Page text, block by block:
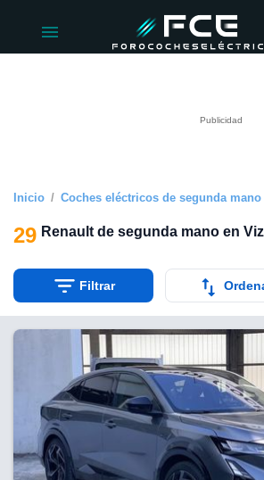
sitio web
basada en
nos
nuestra
con
de
ACEPTAR
CONTINUAR
Inicio Coches eléctricos de segunda mano
29 Renault de segunda mano en
Filtrar